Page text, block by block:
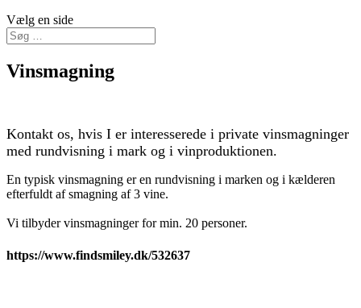
Vælg en side
Vinsmagning
Kontakt os, hvis I er interesserede i private vinsmagninger
med rundvisning i mark og i vinproduktionen.
En typisk vinsmagning er en rundvisning i marken og i kælderen
efterfuldt af smagning af 3 vine.
Vi tilbyder vinsmagninger for min. 20 personer.
https://www.findsmiley.dk/532637